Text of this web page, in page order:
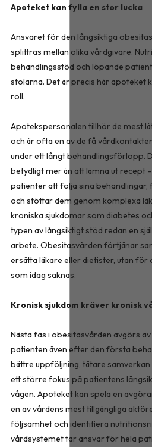
Apoteket kan fylla en stor lucka
Ansvaret för den långsiktiga
splittras mellan olika vårdgivare.
behandlingsstöd och löpande
stolarna. Det är precis här apoteket
roll.
Apotekspersonalen tillhör de mest
och är ofta en av de få
under ett långt behandlingsförlopp.
betydligt mer än att lämna ut recept
patienter att följa sina behandlingar,
och stöttar dem genom komplexa
kroniska sjukdomar som diabetes
typen av långsiktigt stöd redan en
arbete. Obesitasvården förtjänar
ersätta läkare eller dietister, utan för
som idag saknas.
Kronisk sjukdom kräver kronisk
Nästa fas i obesitasvården avgörs
patienten även efter den första
bättre uppföljning, tätare
ett större fokus på patientens
vågen. Apoteket kan spela en
en av vårdens mest tillgängliga
följsamhet och identifiera
vårdsystemet tar ansvar för hela